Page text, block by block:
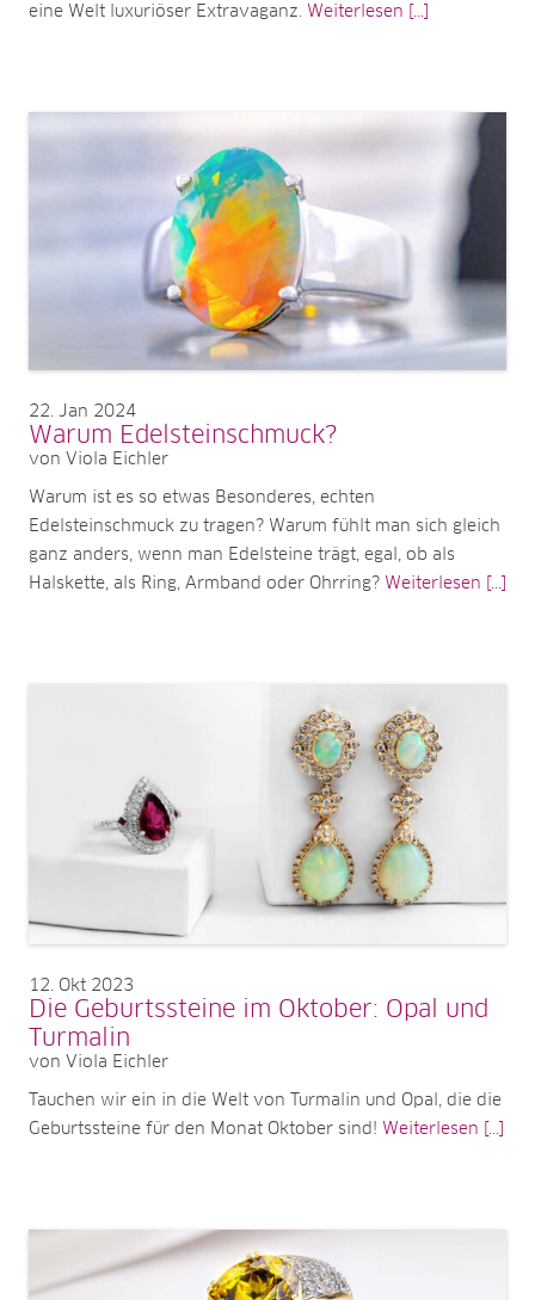
eine Welt luxuriöser Extravaganz. Weiterlesen [...]
22 Jan 2024
Warum Edelsteinschmuck?
von Viola Eichler
Warum ist es so etwas Besonderes, echten
Edelsteinschmuck zu tragen? Warum fühlt man sich gleich
ganz anders, wenn man Edelsteine trägt, egal, ob als
Halskette, als Ring, Armband oder Ohrring? Weiterlesen [...]
12 Okt 2023
Die Geburtssteine im Oktober: Opal und
Turmalin
von Viola Eichler
Tauchen wir ein in die Welt von Turmalin und Opal, die die
Geburtssteine für den Monat Oktober sind! Weiterlesen [...]